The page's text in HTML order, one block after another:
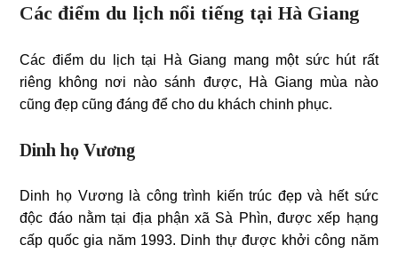
Các điểm du lịch nổi tiếng tại Hà Giang
Các điểm du lịch tại Hà Giang mang một sức hút rất
riêng không nơi nào sánh được, Hà Giang mùa nào
cũng đẹp cũng đáng để cho du khách chinh phục.
Dinh họ Vương
Dinh họ Vương là công trình kiến trúc đẹp và hết sức
độc đáo nằm tại địa phận xã Sà Phìn, được xếp hạng
cấp quốc gia năm 1993. Dinh thự được khởi công năm